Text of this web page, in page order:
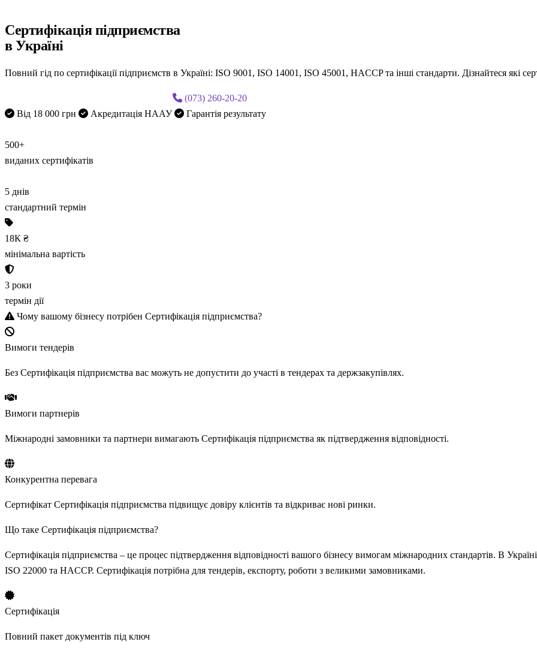
Сертифікація підприємства
в Україні
Повний гід по сертифікації підприємств в Україні: ISO 9001, ISO 14001, ISO 45001, HACCP та інші стандарти. Дізнайтеся які
(073) 260-20-20
Від 18 000 грн
Акредитація НААУ Гарантія результату
500+
виданих сертифікатів
5 днів
стандартний термін
18К ₴
мінімальна вартість
3 роки
термін дії
Чому вашому бізнесу потрібен Сертифікація підприємства?
Вимоги тендерів
Без Сертифікація підприємства вас можуть не допустити до участі в тендерах та держзакупівлях.
Вимоги партнерів
Міжнародні замовники та партнери вимагають Сертифікація підприємства як підтвердження відповідності.
Конкурентна перевага
Сертифікат Сертифікація підприємства підвищує довіру клієнтів та відкриває нові ринки.
Що таке Сертифікація підприємства?
Сертифікація підприємства – це процес підтвердження відповідності вашого бізнесу вимогам міжнародних стандартів. В
ISO 22000 та HACCP. Сертифікація потрібна для тендерів, експорту, роботи з великими замовниками.
Сертифікація
Повний пакет документів під ключ